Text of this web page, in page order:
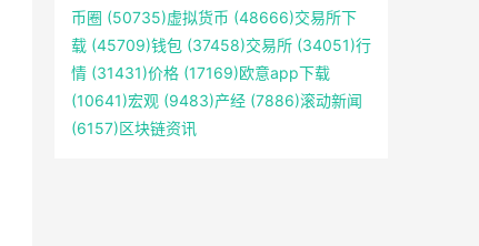
币圈 (50735)虚拟货币 (48666)交易所下
载 (45709)钱包 (37458)交易所 (34051)行
情 (31431)价格 (17169)欧意app下载
(10641)宏观 (9483)产经 (7886)滚动新闻
(6157)区块链资讯